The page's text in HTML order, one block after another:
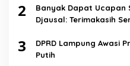
2
Banyak Dapat Ucapan
Djausal: Terimakasih
3
DPRD Lampung Awasi
Putih